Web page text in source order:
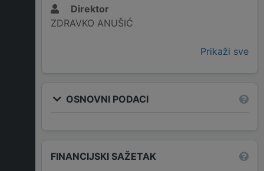
Direktor
ZDRAVKO ANUŠIĆ
Prikaži sve
OSNOVNI PODACI
FINANCIJSKI SAŽETAK